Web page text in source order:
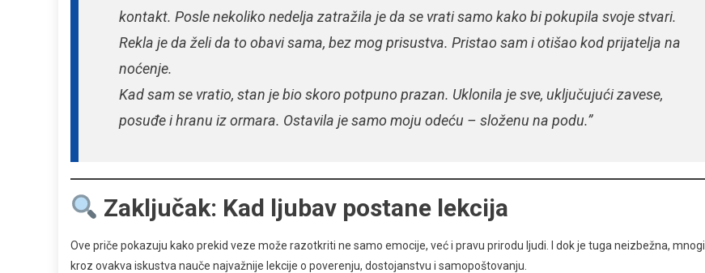
kontakt. Posle nekoliko nedelja zatražila je da se vrati samo kako bi pokupila svoje stvari.
Rekla je da želi da to obavi sama, bez mog prisustva. Pristao sam i otišao kod prijatelja na
noćenje.
Kad sam se vratio, stan je bio skoro potpuno prazan. Uklonila je sve, uključujući zavese,
posuđe i hranu iz ormara. Ostavila je samo moju odeću – složenu na podu.”
Zaključak: Kad ljubav postane lekcija
Ove priče pokazuju kako prekid veze može razotkriti ne samo emocije, već i pravu prirodu ljudi. I dok je tuga neizbežna, mnogi
kroz ovakva iskustva nauče najvažnije lekcije o poverenju, dostojanstvu i samopoštovanju.